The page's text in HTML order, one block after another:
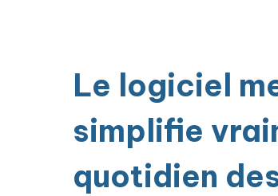
Le logiciel
simplifie
quotidien